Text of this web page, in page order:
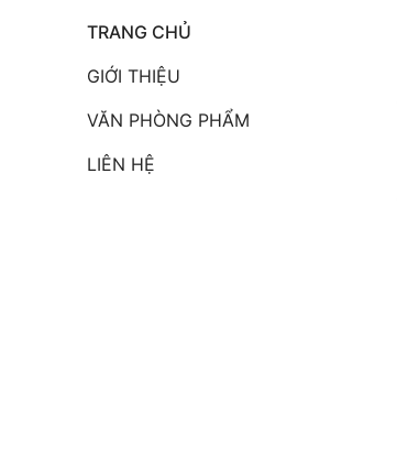
TRANG CHỦ
GIỚI THIỆU
VĂN PHÒNG PHẨM
LIÊN HỆ